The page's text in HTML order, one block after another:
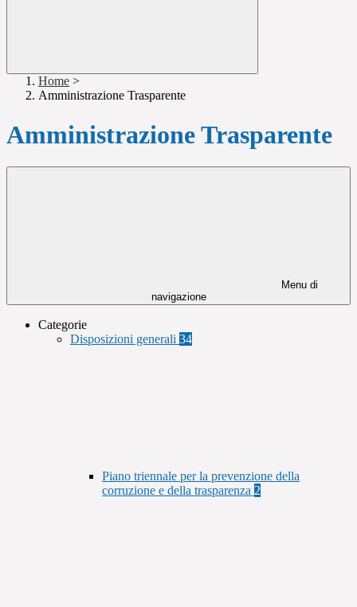
Home >
Amministrazione Trasparente
Amministrazione Trasparente
Menu di
navigazione
Categorie
Disposizioni generali 34
Piano triennale per la prevenzione della
corruzione e della trasparenza 2